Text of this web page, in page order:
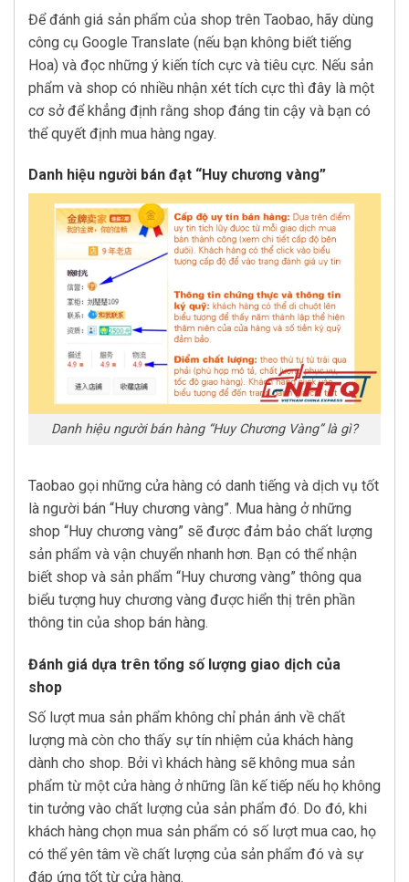
Để đánh giá sản phẩm của shop trên Taobao, hãy dùng
công cụ Google Translate (nếu bạn không biết tiếng
Hoa) và đọc những ý kiến tích cực và tiêu cực. Nếu sản
phẩm và shop có nhiều nhận xét tích cực thì đây là một
cơ sở để khẳng định rằng shop đáng tin cậy và bạn có
thể quyết định mua hàng ngay.
Danh hiệu người bán đạt “Huy chương vàng”
Danh hiệu người bán hàng “Huy Chương Vàng” là gì?
Taobao gọi những cửa hàng có danh tiếng và dịch vụ tốt
là người bán “Huy chương vàng”. Mua hàng ở những
shop “Huy chương vàng” sẽ được đảm bảo chất lượng
sản phẩm và vận chuyển nhanh hơn. Bạn có thể nhận
biết shop và sản phẩm “Huy chương vàng” thông qua
biểu tượng huy chương vàng được hiển thị trên phần
thông tin của shop bán hàng.
Đánh giá dựa trên tổng số lượng giao dịch của
shop
Số lượt mua sản phẩm không chỉ phản ánh về chất
lượng mà còn cho thấy sự tín nhiệm của khách hàng
dành cho shop. Bởi vì khách hàng sẽ không mua sản
phẩm từ một cửa hàng ở những lần kế tiếp nếu họ không
tin tưởng vào chất lượng của sản phẩm đó. Do đó, khi
khách hàng chọn mua sản phẩm có số lượt mua cao, họ
có thể yên tâm về chất lượng của sản phẩm đó và sự
đáp ứng tốt từ cửa hàng.